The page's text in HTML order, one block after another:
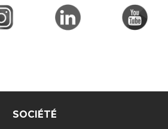
SOCIÉTÉ